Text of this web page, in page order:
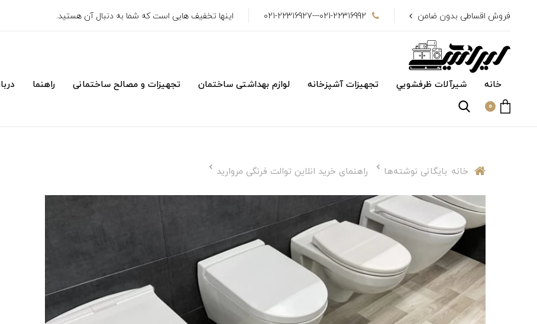
فروش اقساطی بدون ضامن 021-22316992---021-22316927 اینها تخفیف هایی است که شما به دنبال آن هستید.
خانه شیرآلات ظرفشويي تجهیزات آشپزخانه لوازم بهداشتی ساختمان تجهیزات و مصالح ساختمانی راهنما
0
خانه بایگانی نوشته‌ها راهنمای خرید انلاین توالت فرنگی مروارید